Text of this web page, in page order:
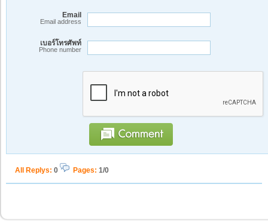
Email
Email address
เบอร์โทรศัพท์
Phone number
All Replys: 0 Pages: 1/0